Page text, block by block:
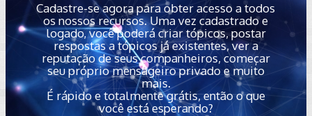
Cadastre-se agora para obter acesso a todos
os nossos recursos. Uma vez cadastrado e
logado, você poderá criar tópicos, postar
respostas a tópicos já existentes, ver a
reputação de seus companheiros, começar
seu próprio mensageiro privado e muito
mais.
É rápido e totalmente grátis, então o que
você está esperando?